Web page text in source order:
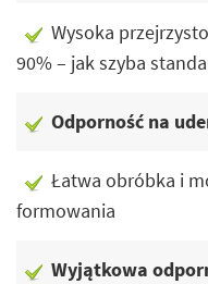
Wysoka
90% – jak szyba
Odporność na
Łatwa obróbka i
formowania
Wyjątkowa